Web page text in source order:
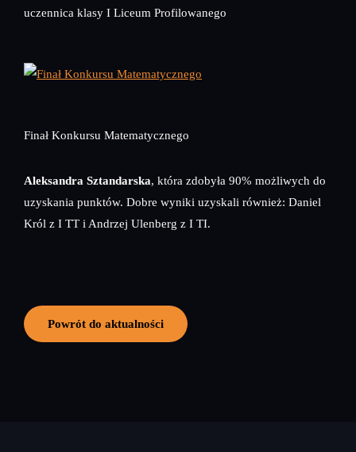
uczennica klasy I Liceum Profilowanego
Finał Konkursu Matematycznego
Aleksandra Sztandarska, która zdobyła 90% możliwych do
uzyskania punktów. Dobre wyniki uzyskali również: Daniel
Król z I TT i Andrzej Ulenberg z I TI.
Powrót do aktualności